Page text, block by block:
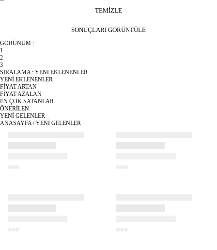
TEMİZLE
SONUÇLARI GÖRÜNTÜLE
GÖRÜNÜM :
1
2
3
SIRALAMA : YENİ EKLENENLER
YENİ EKLENENLER
FİYAT ARTAN
FİYAT AZALAN
EN ÇOK SATANLAR
ÖNERİLEN
YENİ GELENLER
ANASAYFA/ YENİ GELENLER